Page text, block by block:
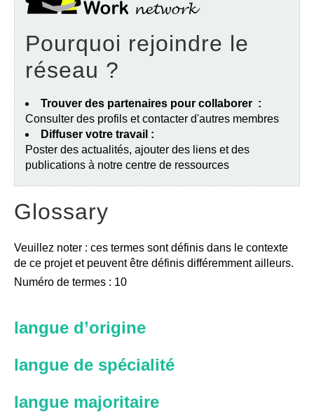
Pourquoi rejoindre le
réseau ?
Trouver des partenaires pour collaborer :
Consulter des profils et contacter d'autres membres
Diffuser votre travail :
Poster des actualités, ajouter des liens et des
publications à notre centre de ressources
Glossary
Veuillez noter : ces termes sont définis dans le contexte
de ce projet et peuvent être définis différemment ailleurs.
Numéro de termes : 10
langue d’origine
langue de spécialité
langue majoritaire